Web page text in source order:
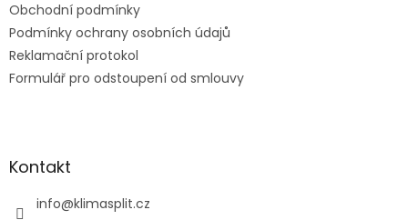
Obchodní podmínky
Podmínky ochrany osobních údajů
Reklamační protokol
Formulář pro odstoupení od smlouvy
Kontakt
info@klimasplit.cz